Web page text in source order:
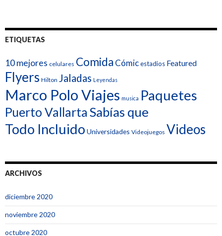
ETIQUETAS
10 mejores celulares Comida Cómicestadios Featured
Flyers Hilton Jaladas Leyendas
Marco Polo Viajes musica Paquetes
Puerto Vallarta Sabías que
Todo Incluido Universidades Videojuegos Videos
ARCHIVOS
diciembre 2020
noviembre 2020
octubre 2020